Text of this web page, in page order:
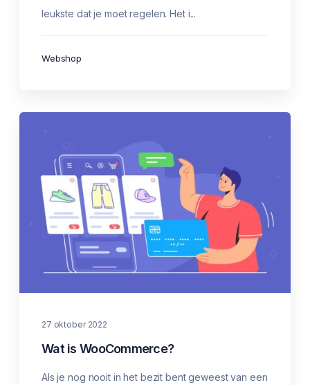
leukste dat je moet regelen. Het i...
Webshop
27 oktober 2022
Wat is WooCommerce?
Als je nog nooit in het bezit bent geweest van een